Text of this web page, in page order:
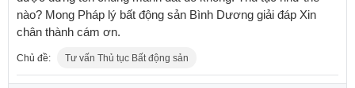
nào? Mong Pháp lý bất động sản Bình Dương giải đáp Xin
chân thành cám ơn.
Chủ đề: Tư vấn Thủ tục Bất động sản